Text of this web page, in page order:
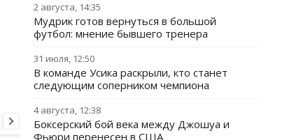
2 августа, 14:35
Мудрик готов вернуться в большой
футбол: мнение бывшего тренера
31 июля, 12:50
В команде Усика раскрыли, кто станет
следующим соперником чемпиона
4 августа, 12:38
Боксерский бой века между Джошуа и
Фьюри перенесен в США